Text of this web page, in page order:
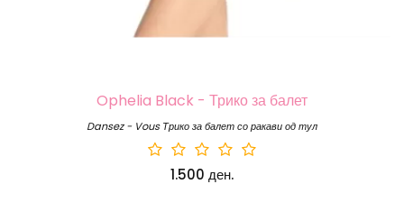
Ophelia Black - Трико за балет
Dansez - Vous Трико за балет со ракави од тул
1.500 ден.